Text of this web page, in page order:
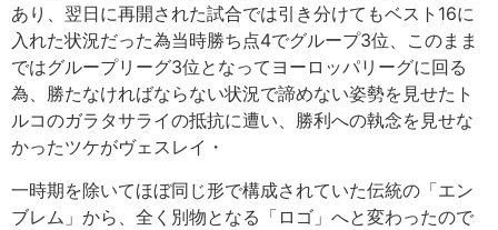
あり、翌日に再開された試合では引き分けてもベスト16に
入れた状況だった為当時勝ち点4でグループ3位、このまま
ではグループリーグ3位となってヨーロッパリーグに回る
為、勝たなければならない状況で諦めない姿勢を見せたト
ルコのガラタサライの抵抗に遭い、勝利への執念を見せな
かったツケがヴェスレイ・
一時期を除いてほぼ同じ形で構成されていた伝統の「エン
ブレム」から、全く別物となる「ロゴ」へと変わったので